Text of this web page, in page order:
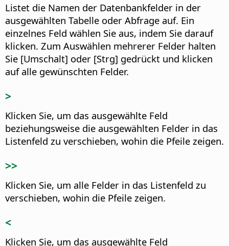
Listet die Namen der Datenbankfelder in der
ausgewählten Tabelle oder Abfrage auf. Ein
einzelnes Feld wählen Sie aus, indem Sie darauf
klicken. Zum Auswählen mehrerer Felder halten
Sie [Umschalt] oder [Strg] gedrückt und klicken
auf alle gewünschten Felder.
>
Klicken Sie, um das ausgewählte Feld
beziehungsweise die ausgewählten Felder in das
Listenfeld zu verschieben, wohin die Pfeile zeigen.
>>
Klicken Sie, um alle Felder in das Listenfeld zu
verschieben, wohin die Pfeile zeigen.
<
Klicken Sie, um das ausgewählte Feld